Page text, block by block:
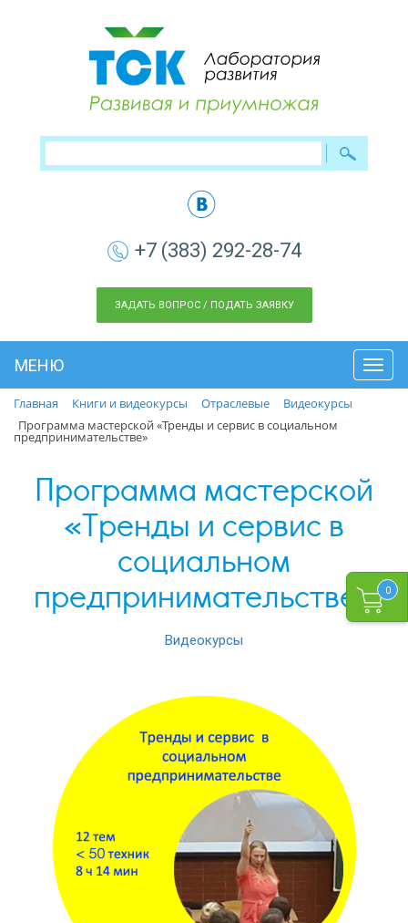
0
+7 (383) 292-28-74
ЗАДАТЬ ВОПРОС / ПОДАТЬ ЗАЯВКУ
МЕНЮ
Главная
Книги и видеокурсы Отраслевые
Видеокурсы
Программа мастерской «Тренды и сервис в социальном
предпринимательстве»
Программа мастерской
«Тренды и сервис в
социальном
предпринимательстве»
Видеокурсы